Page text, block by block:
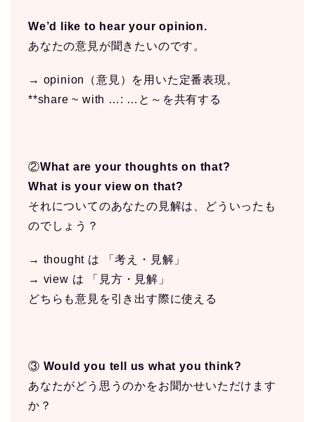
We’d like to hear your opinion.
あなたの意見が聞きたいのです。
→ opinion（意見）を用いた定番表現。
**share ~ with …: …と～を共有する
②What are your thoughts on that?
What is your view on that?
それについてのあなたの見解は、どういったも
のでしょう？
→ thought は 「考え・見解」
→ view は 「見方・見解」
どちらも意見を引き出す際に使える
③ Would you tell us what you think?
あなたがどう思うのかをお聞かせいただけます
か？